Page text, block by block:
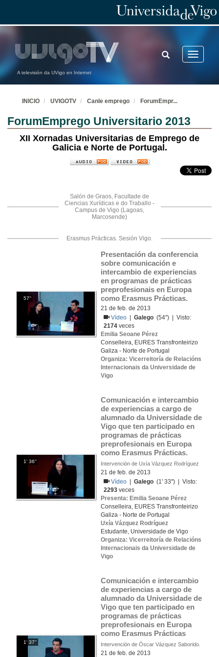
A televisión da UVigo en Internet
Toggle
TOGGLE
SEARCH
INICIO UVIGOTV Canle emprego ForumEmpr...
ForumEmprego Universitario 2013
XII Xornadas Universitarias de Emprego de
Galicia e Norte de Portugal.
Salón de Graos, Facultade de
Ciencias Xurídicas e do Traballo -
Campus de Vigo (Lagoas,
Marcosende)
Erasmus Prácticas. Sesión Vigo.
57''
Presentación da conferencia
sobre comunicación e
intercambio de experiencias
en programas de prácticas
preprofesionais en Europa
como Erasmus Prácticas.
21 de feb. de 2013
Vídeo
|Galego (54'') | Visto:
2174 veces
Emilia Seoane Pérez
Conselleira, EURES Transfronteirizo
Galiza - Norte de Portugal
Organiza: Vicerreitoría de Relacións
Internacionais da Universidade de
Vigo
1' 36''
Comunicación e intercambio
de experiencias a cargo de
alumnado da Universidade de
Vigo que ten participado en
programas de prácticas
preprofesionais en Europa
como Erasmus Prácticas.
Intervención de Uxía Vázquez Rodríguez
21 de feb. de 2013
Vídeo
|Galego (1' 33'') | Visto:
2293 veces
Presenta: Emilia Seoane Pérez
Conselleira, EURES Transfronteirizo
Galiza - Norte de Portugal
Uxía Vázquez Rodríguez
Estudante, Universidade de Vigo
Organiza: Vicerreitoría de Relacións
Internacionais da Universidade de
Vigo
1' 37''
Comunicación e intercambio
de experiencias a cargo de
alumnado da Universidade de
Vigo que ten participado en
programas de prácticas
preprofesionais en Europa
como Erasmus Prácticas
Intervención de Óscar Vázquez Saborido.
21 de feb. de 2013